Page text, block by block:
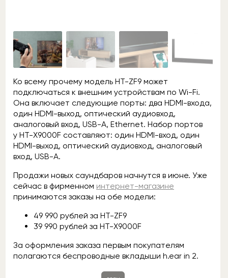
Ко всему прочему модель HT-ZF9 может
подключаться к внешним устройствам по Wi-Fi.
Она включает следующие порты: два HDMI-входа,
один HDMI-выход, оптический аудиовход,
аналоговый вход, USB-A, Ethernet. Набор портов
у HT-X9000F составляют: один HDMI-вход, один
HDMI-выход, оптический аудиовход, аналоговый
вход, USB-A.
Продажи новых саундбаров начнутся в июне. Уже
сейчас в фирменном интернет-магазине
принимаются заказы на обе модели:
49 990 рублей за HT-ZF9
39 990 рублей за HT-X9000F
За оформления заказа первым покупателям
полагаются беспроводные вкладыши h.ear in 2.